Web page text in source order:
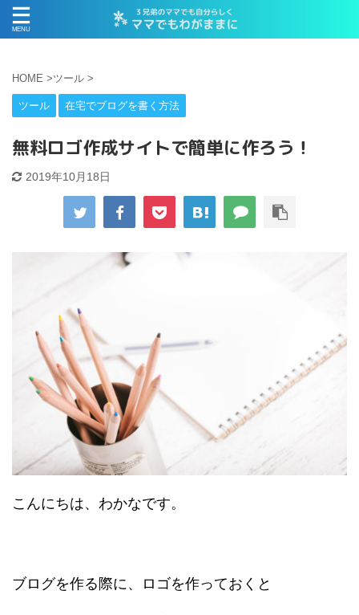
HOME >ツール >
ツール 在宅でブログを書く方法
無料ロゴ作成サイトで簡単に作ろう！
2019年10月18日
こんにちは、わかなです。
ブログを作る際に、ロゴを作っておくと